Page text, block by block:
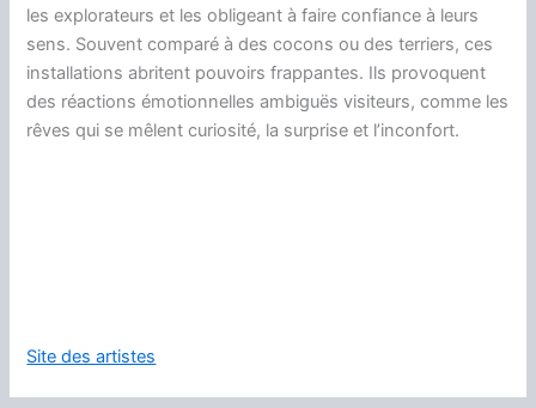
les explorateurs et les obligeant à faire confiance à leurs
sens. Souvent comparé à des cocons ou des terriers,ces
installations abritent pouvoirs frappantes. Ils provoquent
des réactions émotionnelles ambiguës visiteurs,comme les
rêves qui se mêlent curiosité, la surprise et l’inconfort.
Site des artistes